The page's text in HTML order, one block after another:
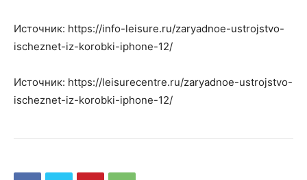
Источник: https://info-leisure.ru/zaryadnoe-ustrojstvo-
ischeznet-iz-korobki-iphone-12/
Источник: https://leisurecentre.ru/zaryadnoe-ustrojstvo-
ischeznet-iz-korobki-iphone-12/